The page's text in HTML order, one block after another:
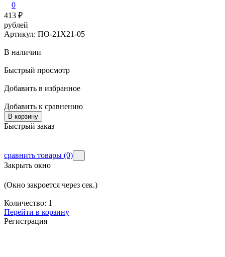
0
413 ₽
рублей
Артикул: ПО-21Х21-05
В наличии
Быстрый просмотр
Добавить в избранное
Добавить к сравнению
В корзину
Быстрый заказ
сравнить товары (0)
Закрыть окно
(Окно закроется через сек.)
Количество: 1
Перейти в корзину
Регистрация